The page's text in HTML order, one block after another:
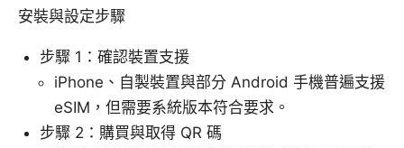
安裝與設定步驟
步驟 1：確認裝置支援
iPhone、自製裝置與部分 Android 手機普遍支援
eSIM，但需要系統版本符合要求。
步驟 2：購買與取得 QR 碼